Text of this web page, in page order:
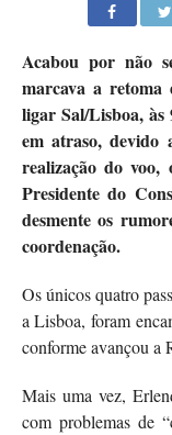
Acabou por não
marcava a retoma
ligar Sal/Lisboa,
em atraso,
realização do voo,
Presidente do
desmente os
coordenação.
Os únicos quatro
a Lisboa, foram
conforme avançou a
Mais uma vez,
com problemas de